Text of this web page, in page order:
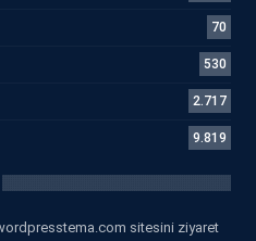
70
530
2.717
9.819
sitesini ziyaret